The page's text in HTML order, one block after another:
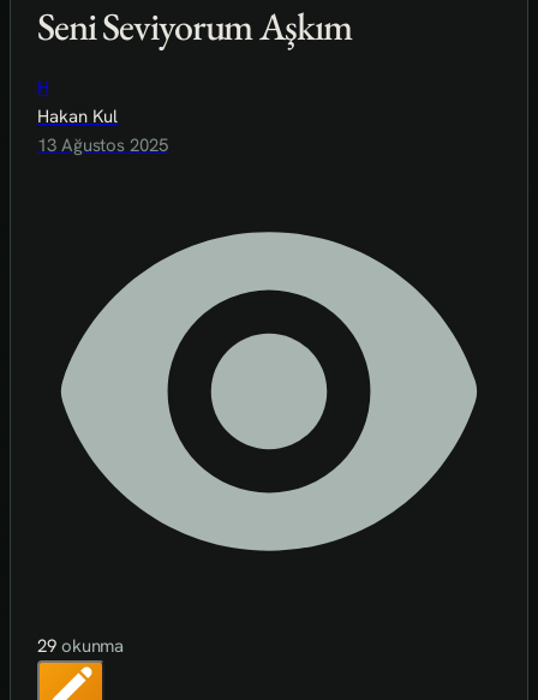
Seni Seviyorum Aşkım
H
Hakan Kul
13 Ağustos 2025
29 okunma